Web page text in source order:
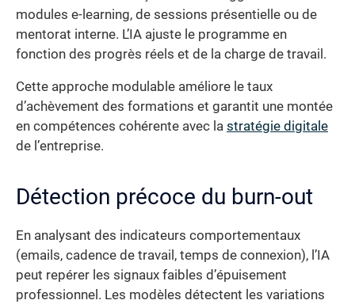
modules e-learning, de sessions présentielle ou de
mentorat interne. L’IA ajuste le programme en
fonction des progrès réels et de la charge de travail.
Cette approche modulable améliore le taux
d’achèvement des formations et garantit une montée
en compétences cohérente avec la stratégie digitale
de l’entreprise.
Détection précoce du burn-out
En analysant des indicateurs comportementaux
(emails, cadence de travail, temps de connexion), l’IA
peut repérer les signaux faibles d’épuisement
professionnel. Les modèles détectent les variations